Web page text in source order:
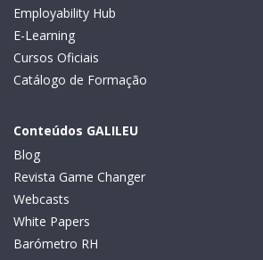
Employability Hub
E-Learning
Cursos Oficiais
Catálogo de Formação
Conteúdos GALILEU
Blog
Revista Game Changer
Webcasts
White Papers
Barómetro RH